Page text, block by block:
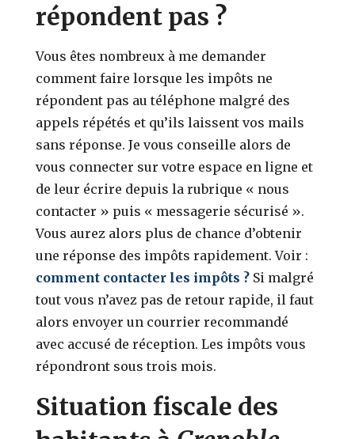
répondent pas ?
Vous êtes nombreux à me demander
comment faire lorsque les impôts ne
répondent pas au téléphone malgré des
appels répétés et qu’ils laissent vos mails
sans réponse. Je vous conseille alors de
vous connecter sur votre espace en ligne et
de leur écrire depuis la rubrique « nous
contacter » puis « messagerie sécurisé ».
Vous aurez alors plus de chance d’obtenir
une réponse des impôts rapidement. Voir :
comment contacter les impôts ? Si malgré
tout vous n’avez pas de retour rapide, il faut
alors envoyer un courrier recommandé
avec accusé de réception. Les impôts vous
répondront sous trois mois.
Situation fiscale des